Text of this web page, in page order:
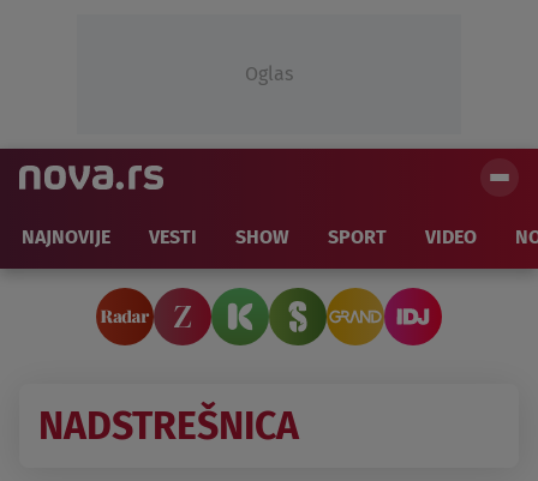
Oglas
NAJNOVIJE VESTI SHOW SPORT VIDEO
NADSTREŠNICA